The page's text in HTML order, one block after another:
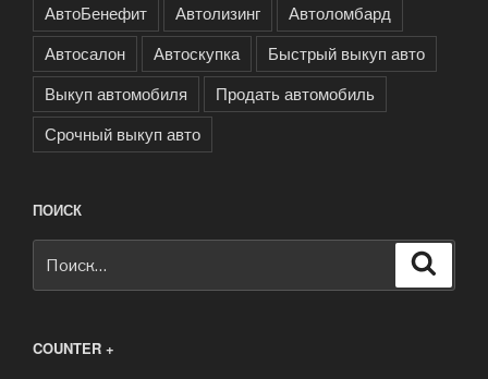
АвтоБенефит Автолизинг
Автоломбард
Автосалон
Автоскупка
Быстрый выкуп авто
Выкуп автомобиля
Продать автомобиль
Срочный выкуп авто
ПОИСК
COUNTER +